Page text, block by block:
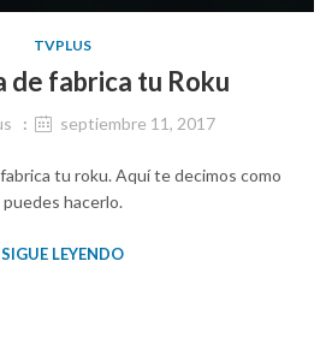
TVPLUS
de fabrica tu Roku
septiembre 11, 2017
tu roku. Aquí te decimos como
puedes hacerlo.
SIGUE LEYENDO